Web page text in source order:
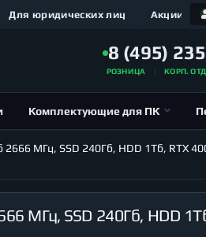
Для юридических лиц Акции
8 (495)
РОЗНИЦА КОРП.
Комплектующие для ПК
МГц, SSD 240Гб, HDD 1Тб, RTX